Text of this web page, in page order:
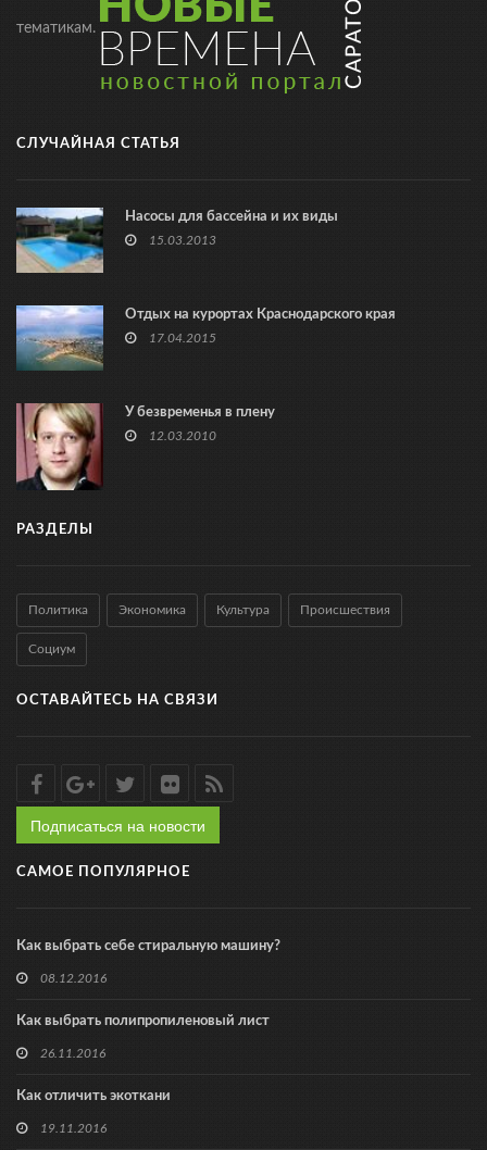
тематикам.
СЛУЧАЙНАЯ СТАТЬЯ
Насосы для бассейна и их виды
15.03.2013
Отдых на курортах Краснодарского края
17.04.2015
У безвременья в плену
12.03.2010
РАЗДЕЛЫ
Политика Экономика Культура Происшествия
Социум
ОСТАВАЙТЕСЬ НА СВЯЗИ
Подписаться на новости
САМОЕ ПОПУЛЯРНОЕ
Как выбрать себе стиральную машину?
08.12.2016
Как выбрать полипропиленовый лист
26.11.2016
Как отличить экоткани
19.11.2016